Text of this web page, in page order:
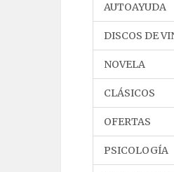
AUTOAYUDA
DISCOS DE
NOVELA
CLÁSICOS
OFERTAS
PSICOLOGÍA